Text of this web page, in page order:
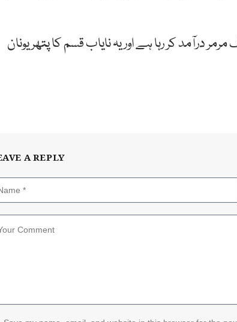
کر رہا ہے اور یہ نایاب قسم کا پتھر یونان
A REPLY